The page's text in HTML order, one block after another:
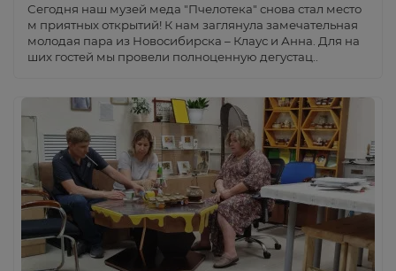
Сегодня наш музей меда "Пчелотека" снова стал место
м приятных открытий! К нам заглянула замечательная
молодая пара из Новосибирска – Клаус и Анна. Для на
ших гостей мы провели полноценную дегустац..